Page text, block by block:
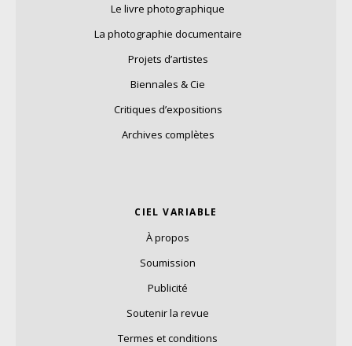
Le livre photographique
La photographie documentaire
Projets d’artistes
Biennales & Cie
Critiques d’expositions
Archives complètes
CIEL VARIABLE
À propos
Soumission
Publicité
Soutenir la revue
Termes et conditions